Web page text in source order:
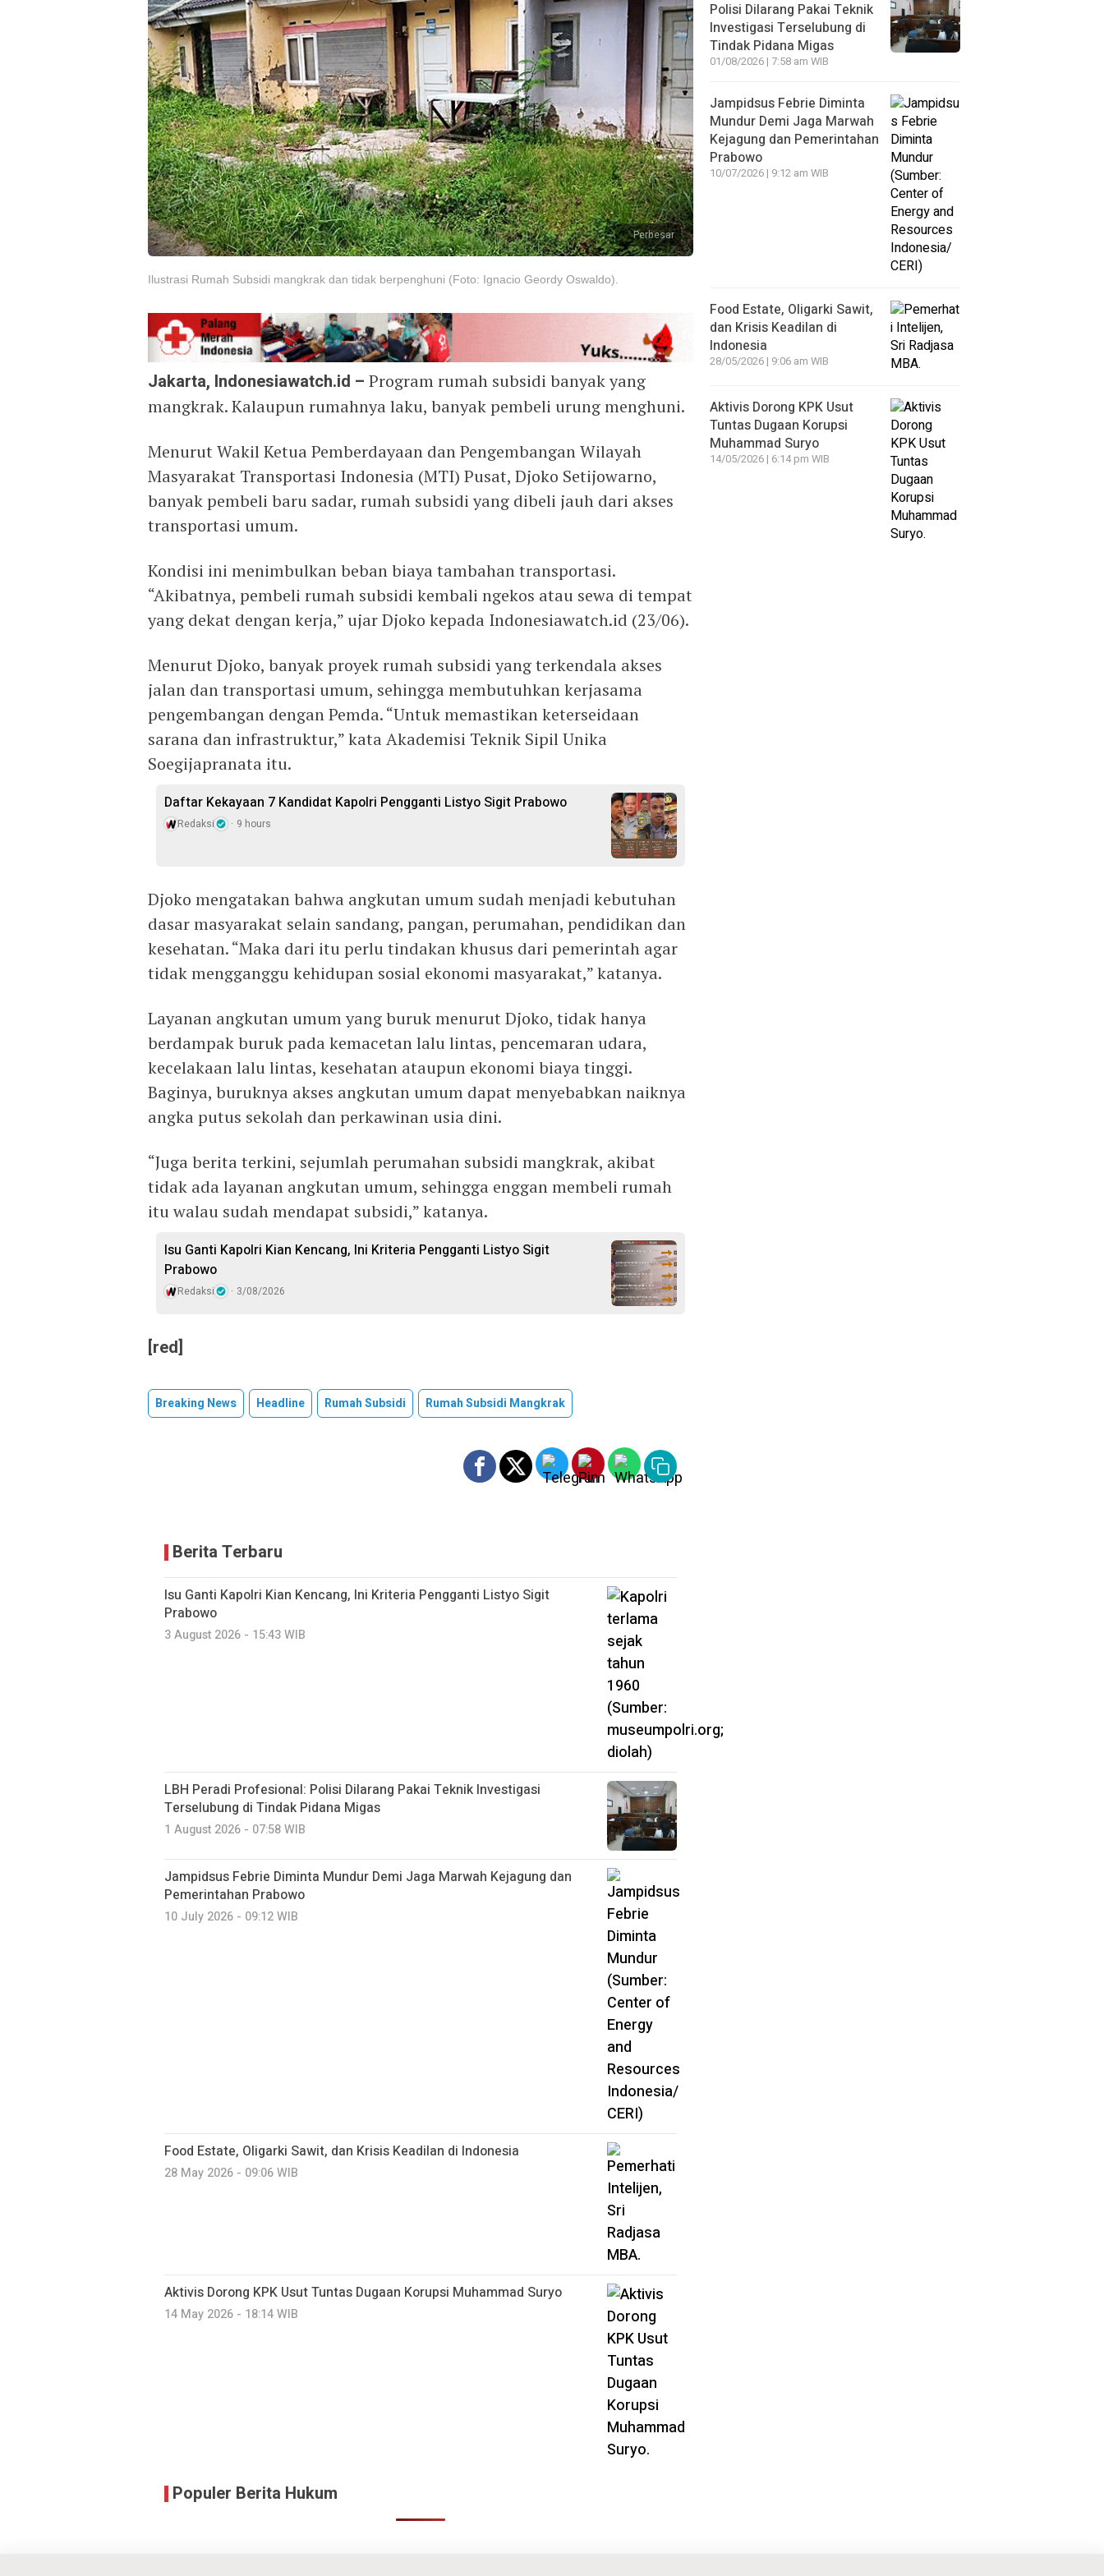
Perbesar
Ilustrasi Rumah Subsidi mangkrak dan tidak berpenghuni (Foto: Ignacio Geordy Oswaldo).
Jakarta, Indonesiawatch.id – Program rumah subsidi banyak yang
mangkrak. Kalaupun rumahnya laku, banyak pembeli urung menghuni.
Menurut Wakil Ketua Pemberdayaan dan Pengembangan Wilayah
Masyarakat Transportasi Indonesia (MTI) Pusat, Djoko Setijowarno,
banyak pembeli baru sadar, rumah subsidi yang dibeli jauh dari akses
transportasi umum.
Kondisi ini menimbulkan beban biaya tambahan transportasi.
“Akibatnya, pembeli rumah subsidi kembali ngekos atau sewa di tempat
yang dekat dengan kerja,” ujar Djoko kepada Indonesiawatch.id (23/06).
Menurut Djoko, banyak proyek rumah subsidi yang terkendala akses
jalan dan transportasi umum, sehingga membutuhkan kerjasama
pengembangan dengan Pemda. “Untuk memastikan keterseidaan
sarana dan infrastruktur,” kata Akademisi Teknik Sipil Unika
Soegijapranata itu.
Daftar Kekayaan 7 Kandidat Kapolri Pengganti Listyo Sigit Prabowo
Redaksi 9 hours
Djoko mengatakan bahwa angkutan umum sudah menjadi kebutuhan
dasar masyarakat selain sandang, pangan, perumahan, pendidikan dan
kesehatan. “Maka dari itu perlu tindakan khusus dari pemerintah agar
tidak mengganggu kehidupan sosial ekonomi masyarakat,” katanya.
Layanan angkutan umum yang buruk menurut Djoko, tidak hanya
berdampak buruk pada kemacetan lalu lintas, pencemaran udara,
kecelakaan lalu lintas, kesehatan ataupun ekonomi biaya tinggi.
Baginya, buruknya akses angkutan umum dapat menyebabkan naiknya
angka putus sekolah dan perkawinan usia dini.
“Juga berita terkini, sejumlah perumahan subsidi mangkrak, akibat
tidak ada layanan angkutan umum, sehingga enggan membeli rumah
itu walau sudah mendapat subsidi,” katanya.
Isu Ganti Kapolri Kian Kencang, Ini Kriteria Pengganti Listyo Sigit
Prabowo
Redaksi 3/08/2026
[red]
Breaking News Headline Rumah Subsidi Rumah Subsidi Mangkrak
Berita Terbaru
Isu Ganti Kapolri Kian Kencang, Ini Kriteria Pengganti Listyo Sigit
Prabowo
3 August 2026 - 15:43 WIB
LBH Peradi Profesional: Polisi Dilarang Pakai Teknik Investigasi
Terselubung di Tindak Pidana Migas
1 August 2026 - 07:58 WIB
Jampidsus Febrie Diminta Mundur Demi Jaga Marwah Kejagung dan
Pemerintahan Prabowo
10 July 2026 - 09:12 WIB
Food Estate, Oligarki Sawit, dan Krisis Keadilan di Indonesia
28 May 2026 - 09:06 WIB
Aktivis Dorong KPK Usut Tuntas Dugaan Korupsi Muhammad Suryo
14 May 2026 - 18:14 WIB
Populer Berita Hukum
Polisi Dilarang Pakai Teknik
Investigasi Terselubung di
Tindak Pidana Migas
01/08/2026 | 7:58 am WIB
Jampidsus Febrie Diminta
Mundur Demi Jaga Marwah
Kejagung dan Pemerintahan
Prabowo
10/07/2026 | 9:12 am WIB
Food Estate, Oligarki Sawit,
dan Krisis Keadilan di
Indonesia
28/05/2026 | 9:06 am WIB
Aktivis Dorong KPK Usut
Tuntas Dugaan Korupsi
Muhammad Suryo
14/05/2026 | 6:14 pm WIB